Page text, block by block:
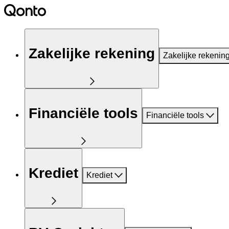
Zakelijke rekening Zakelijke
Financiële tools Financiële tools
Krediet Krediet